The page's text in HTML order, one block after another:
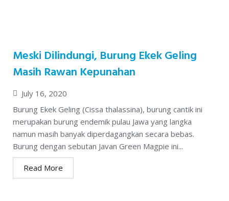
Meski Dilindungi, Burung Ekek Geling
Masih Rawan Kepunahan
July 16, 2020
Burung Ekek Geling (Cissa thalassina), burung cantik ini
merupakan burung endemik pulau Jawa yang langka
namun masih banyak diperdagangkan secara bebas.
Burung dengan sebutan Javan Green Magpie ini...
Read More